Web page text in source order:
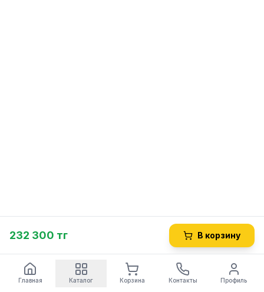
232 300 тг В корзину
Главная Каталог Корзина Контакты Профиль